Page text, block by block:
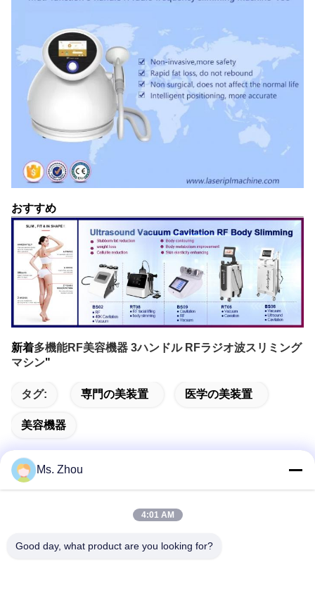
おすすめ
新着多機能RF美容機器 3ハンドル RFラジオ波スリミング
マシン"
タグ: 専門の美装置 医学の美装置
美容機器
住所
Ms. Zhou
4:01 AM
Good day, what product are you looking for?